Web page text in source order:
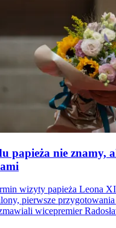
papieża nie znamy,
wizyty papieża Leona
pierwsze
wicepremier